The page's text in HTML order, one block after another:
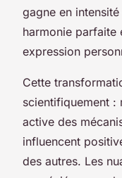
gagne en
harmonie parfaite
expression
Cette
scientifiquement :
active des
influencent
des autres. Les